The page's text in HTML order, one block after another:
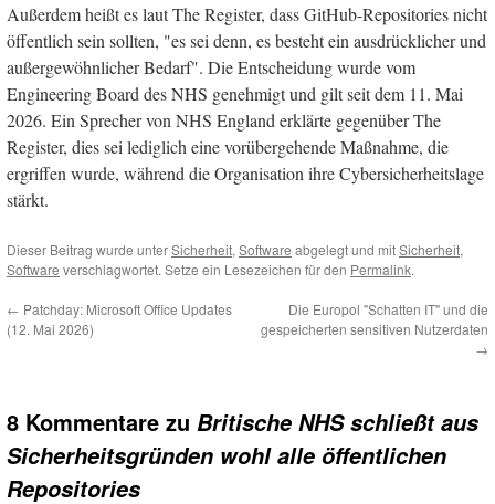
Außerdem heißt es laut The Register, dass GitHub-Repositories nicht
öffentlich sein sollten, "es sei denn, es besteht ein ausdrücklicher und
außergewöhnlicher Bedarf". Die Entscheidung wurde vom
Engineering Board des NHS genehmigt und gilt seit dem 11. Mai
2026. Ein Sprecher von NHS England erklärte gegenüber The
Register, dies sei lediglich eine vorübergehende Maßnahme, die
ergriffen wurde, während die Organisation ihre Cybersicherheitslage
stärkt.
Dieser Beitrag wurde unterSicherheit, Software abgelegt und mitSicherheit,
Software verschlagwortet. Setze ein Lesezeichen für den Permalink.
← Patchday: Microsoft Office Updates
(12. Mai 2026)
Die Europol "Schatten IT" und die
gespeicherten sensitiven Nutzerdaten
→
8 Kommentare zu Britische NHS schließt aus
Sicherheitsgründen wohl alle öffentlichen
Repositories